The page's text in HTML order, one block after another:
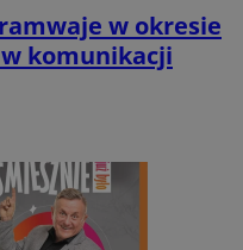
w okresie
komunikacji